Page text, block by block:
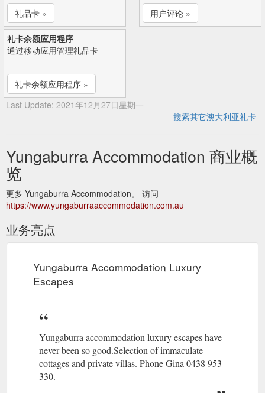
礼品卡 » 用户评论 »
礼卡余额应用程序
通过移动应用管理礼品卡
礼卡余额应用程序 »
Last Update: 2021年12月27日星期一
搜索其它澳大利亚礼卡
Yungaburra Accommodation 商业概
览
更多 Yungaburra Accommodation。 访问
https://www.yungaburraaccommodation.com.au
业务亮点
Yungaburra Accommodation Luxury
Escapes
Yungaburra accommodation luxury escapes have
never been so good.Selection of immaculate
cottages and private villas. Phone Gina 0438 953
330.